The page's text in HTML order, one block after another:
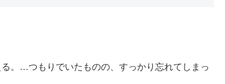
。…つもりでいたものの、すっかり忘れてしまっ